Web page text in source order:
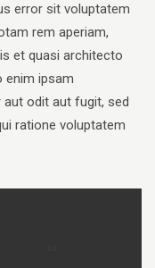
error sit voluptatem
rem aperiam,
et quasi architecto
enim ipsam
odit aut fugit, sed
ratione voluptatem